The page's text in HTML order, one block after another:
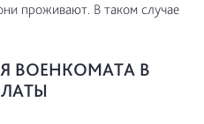
проживают. В таком случае
ВОЕНКОМАТА В